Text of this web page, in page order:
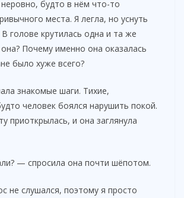
будто в нём что-то
места. Я легла, но уснуть
голове крутилась одна и та же
Почему именно она оказалась
было хуже всего?
знакомые шаги. Тихие,
человек боялся нарушить покой.
приоткрылась, и она заглянула
— спросила она почти шёпотом.
не слушался, поэтому я просто